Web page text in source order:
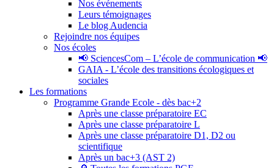
Nos événements
Leurs témoignages
Le blog Audencia
Rejoindre nos équipes
Nos écoles
📢 SciencesCom – L’école de communication 📢
GAIA - L’école des transitions écologiques et
sociales
Les formations
Programme Grande Ecole - dès bac+2
Après une classe préparatoire EC
Après une classe préparatoire L
Après une classe préparatoire D1, D2 ou
scientifique
Après un bac+3 (AST 2)